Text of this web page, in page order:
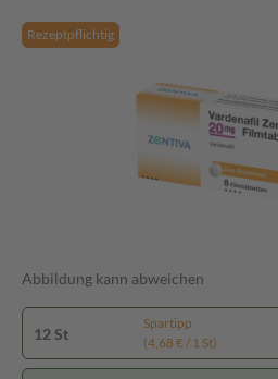
Rezeptpflichtig
Abbildung kann abweichen
12 St
Spartipp
(4,68 € / 1 St)